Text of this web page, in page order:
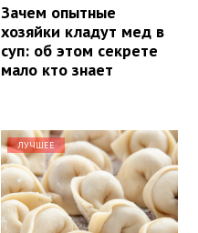
Зачем опытные
хозяйки кладут мед в
суп: об этом секрете
мало кто знает
ЛУЧШЕЕ